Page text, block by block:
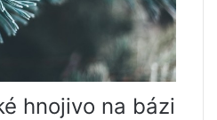
hnojivo na bázi